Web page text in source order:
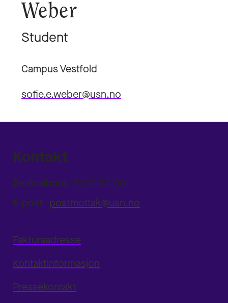
Weber
Student
Campus Vestfold
sofie.e.weber@usn.no
Kontakt
Sentralbord: 31 00 80 00
E-post: postmottak@usn.no
Fakturaadresse
Kontaktinformasjon
Pressekontakt